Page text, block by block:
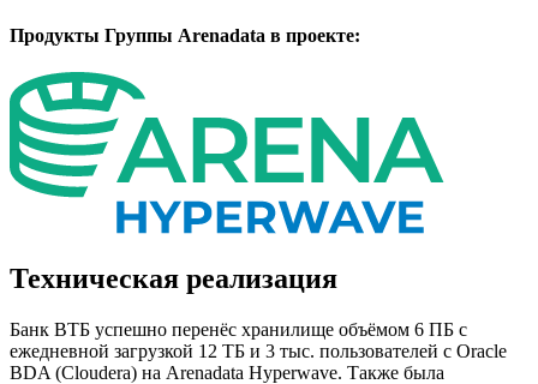
Продукты Группы Arenadata в проекте:
Техническая реализация
Банк ВТБ успешно перенёс хранилище объёмом 6 ПБ с
ежедневной загрузкой 12 ТБ и 3 тыс. пользователей с Oracle
BDA (Cloudera) на Arenadata Hyperwave. Также была